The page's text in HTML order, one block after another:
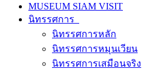
MUSEUM SIAM VISIT
นิทรรศการ
นิทรรศการหลัก
นิทรรศการหมุนเวียน
นิทรรศการเสมือนจริง